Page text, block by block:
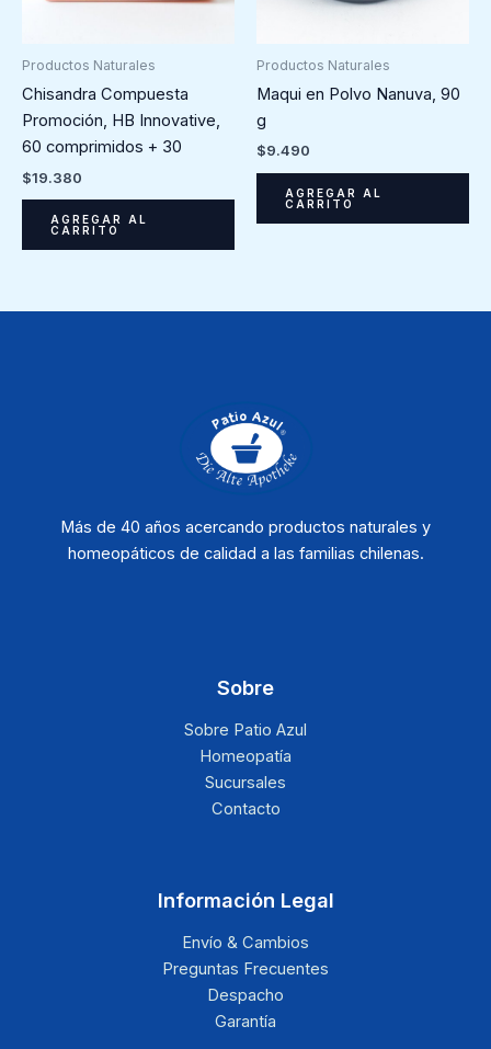
Productos Naturales
Chisandra Compuesta
Promoción, HB Innovative,
60 comprimidos + 30
$19.380
AGREGAR AL
CARRITO
Productos Naturales
Maqui en Polvo Nanuva, 90
g
$9.490
AGREGAR AL
CARRITO
Más de 40 años acercando productos naturales y
homeopáticos de calidad a las familias chilenas.
Sobre
Sobre Patio Azul
Homeopatía
Sucursales
Contacto
Información Legal
Envío & Cambios
Preguntas Frecuentes
Despacho
Garantía